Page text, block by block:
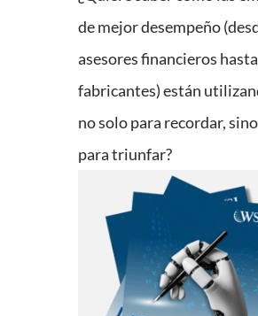
de mejor desempeño
asesores financieros hasta
fabricantes) están
no solo para recordar,
para triunfar?